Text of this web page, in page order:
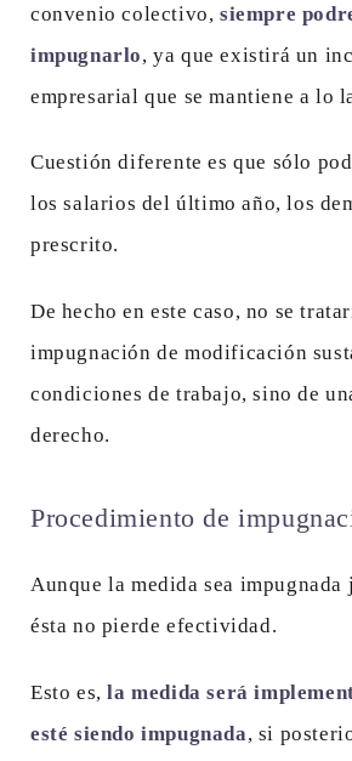
convenio colectivo, siempre
impugnarlo, ya que existirá un
empresarial que se mantiene a lo
Cuestión diferente es que sólo
los salarios del último año, los
prescrito.
De hecho en este caso, no se
impugnación de modificación
condiciones de trabajo, sino de
derecho.
Procedimiento de
Aunque la medida sea
ésta no pierde efectividad.
Esto es,la medida será
esté siendo impugnada, si